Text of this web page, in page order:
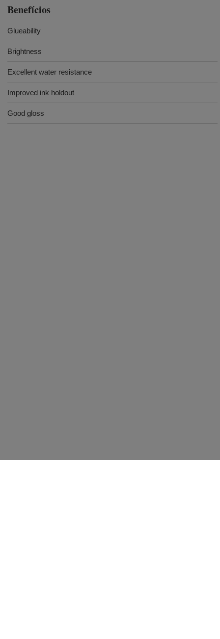
Benefícios
Glueability
Brightness
Excellent water resistance
Improved ink holdout
Good gloss